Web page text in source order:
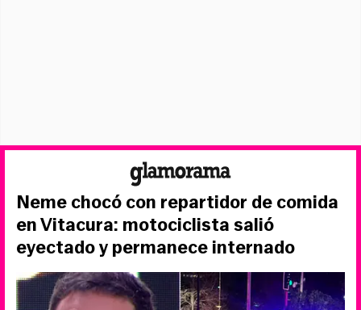
Neme chocó con repartidor de comida
en Vitacura: motociclista salió
eyectado y permanece internado